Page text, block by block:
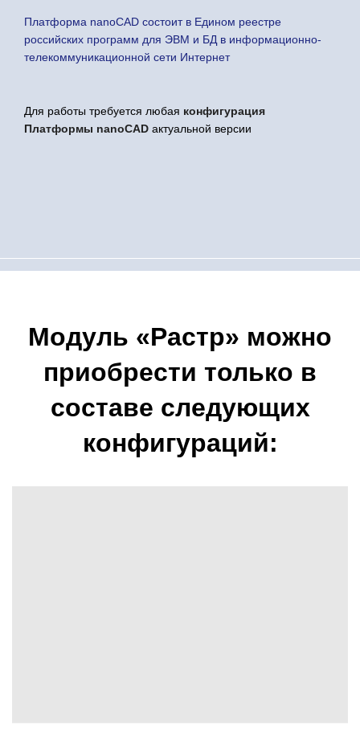
Платформа nanoCAD состоит в Едином реестре
российских программ для ЭВМ и БД в информационно-
телекоммуникационной сети Интернет
Для работы требуется любая конфигурация
Платформы nanoCAD актуальной версии
Модуль «Растр» можно
приобрести только в
составе следующих
конфигураций: